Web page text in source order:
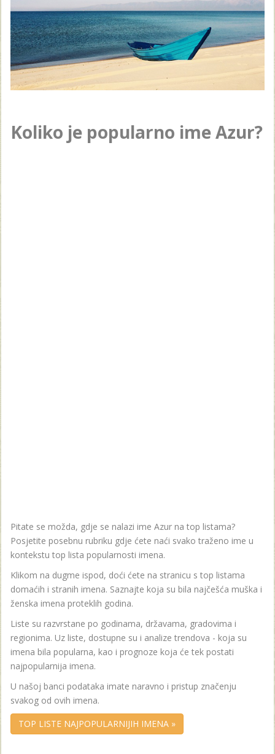
Koliko je popularno ime Azur?
Pitate se možda, gdje se nalazi ime Azur na top listama?
Posjetite posebnu rubriku gdje ćete naći svako traženo ime u
kontekstu top lista popularnosti imena.
Klikom na dugme ispod, doći ćete na stranicu s top listama
domaćih i stranih imena. Saznajte koja su bila najčešća muška i
ženska imena proteklih godina.
Liste su razvrstane po godinama, državama, gradovima i
regionima. Uz liste, dostupne su i analize trendova - koja su
imena bila popularna, kao i prognoze koja će tek postati
najpopularnija imena.
U našoj banci podataka imate naravno i pristup značenju
svakog od ovih imena.
TOP LISTE NAJPOPULARNIJIH IMENA »